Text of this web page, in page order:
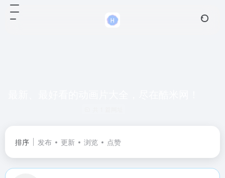
排序 发布 更新 浏览 点赞